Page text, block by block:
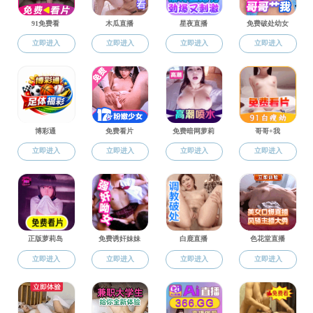
办事流程弃用
当前位置:a片漫画 >>服务指南 >> 正文
招生办工作流程
作者： 编辑：张玮 来源： 浏览：32503
; 时间：2017年
04月12日 11:06
1、硕士研究生全国统考流程
下一篇：培养办工作流程